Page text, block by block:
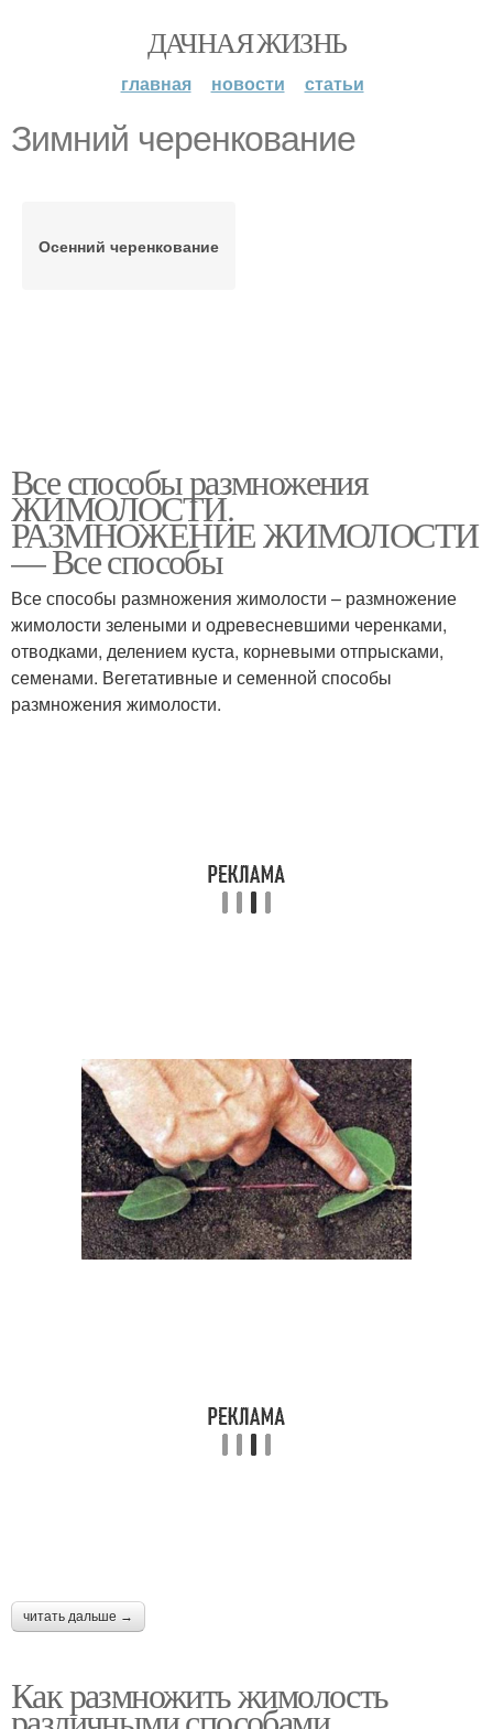
ДАЧНАЯ ЖИЗНЬ
главная новости статьи
Зимний черенкование
Осенний черенкование
Все способы размножения
ЖИМОЛОСТИ.
РАЗМНОЖЕНИЕ ЖИМОЛОСТИ
— Все способы
Все способы размножения жимолости – размножение
жимолости зелеными и одревесневшими черенками,
отводками, делением куста, корневыми отпрысками,
семенами. Вегетативные и семенной способы
размножения жимолости.
читать дальше →
Как размножить жимолость